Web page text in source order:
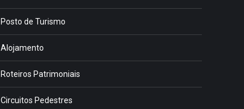
Posto de Turismo
Alojamento
Roteiros Patrimoniais
Circuitos Pedestres